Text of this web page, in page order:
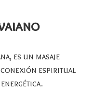
es un masaje
conexión espiritual